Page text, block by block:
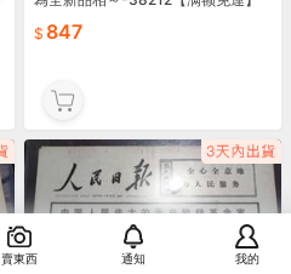
847
賣東西 通知 我的